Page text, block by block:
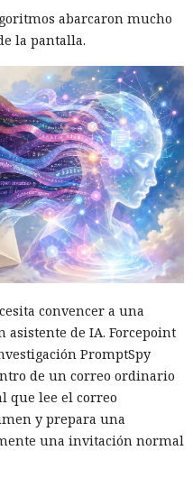
abarcaron mucho
la pantalla.
convencer a una
de IA. Forcepoint
PromptSpy
de un correo ordinario
que lee el correo
y prepara una
una invitación normal